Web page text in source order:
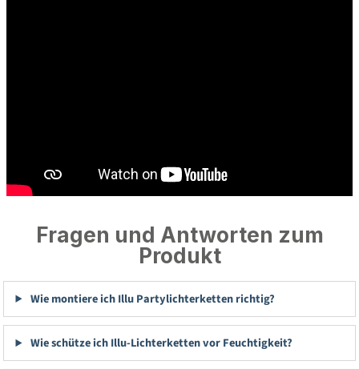
Fragen und Antworten zum
Produkt
Wie montiere ich Illu Partylichterketten richtig?
Wie schütze ich Illu-Lichterketten vor Feuchtigkeit?